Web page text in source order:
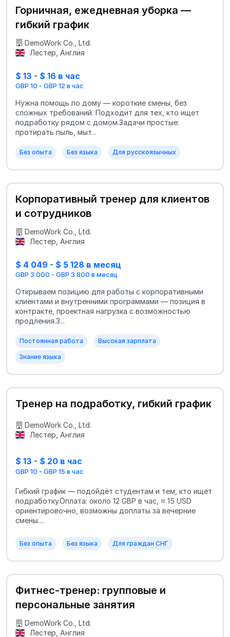
Горничная, ежедневная уборка —
гибкий график
DemoWork Co., Ltd.
Лестер, Англия
$ 13 - $ 16 в час
GBP 10 - GBP 12 в час
Нужна помощь по дому — короткие смены, без
сложных требований. Подходит для тех, кто ищет
подработку рядом с домом.Задачи простые:
протирать пыль, мыт...
Без опыта Без языка Для русскоязычных
Корпоративный тренер для клиентов
и сотрудников
DemoWork Co., Ltd.
Лестер, Англия
$ 4 049 - $ 5 128 в месяц
GBP 3 000 - GBP 3 800 в месяц
Открываем позицию для работы с корпоративными
клиентами и внутренними программами — позиция в
контракте, проектная нагрузка с возможностью
продления.З...
Постоянная работа Высокая зарплата
Знание языка
Тренер на подработку, гибкий график
DemoWork Co., Ltd.
Лестер, Англия
$ 13 - $ 20 в час
GBP 10 - GBP 15 в час
Гибкий график — подойдёт студентам и тем, кто ищет
подработку.Оплата: около 12 GBP в час, ≈ 15 USD
ориентировочно, возможны доплаты за вечерние
смены....
Без опыта Без языка Для граждан СНГ
Фитнес-тренер: групповые и
персональные занятия
DemoWork Co., Ltd.
Лестер, Англия